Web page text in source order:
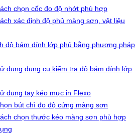
chọn cốc đo độ nhớt phù hợp
xác định độ phủ màng sơn, vật liệu
độ bám dính lớp phủ bằng phương pháp
dụng dụng cụ kiểm tra độ bám dính lớp
dụng tay kéo mực in Flexo
bút chì đo độ cứng màng sơn
chọn thước kéo màng sơn phù hợp